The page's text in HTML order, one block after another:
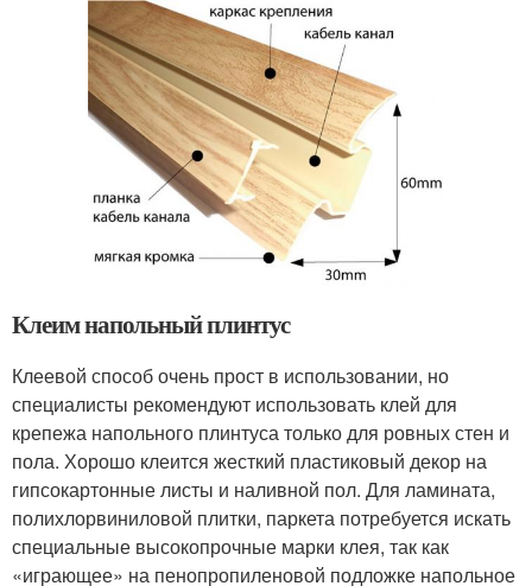
Клеим напольный плинтус
Клеевой способ очень прост в использовании, но
специалисты рекомендуют использовать клей для
крепежа напольного плинтуса только для ровных стен и
пола. Хорошо клеится жесткий пластиковый декор на
гипсокартонные листы и наливной пол. Для ламината,
полихлорвиниловой плитки, паркета потребуется искать
специальные высокопрочные марки клея, так как
«играющее» на пенопропиленовой подложке напольное